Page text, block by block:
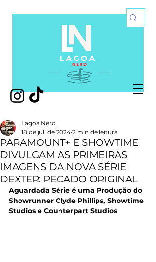
PARAMOUNT+ E SHOWTIME
DIVULGAM AS PRIMEIRAS
IMAGENS DA NOVA SÉRIE
DEXTER: PECADO ORIGINAL
Lagoa Nerd
18 de jul. de 2024 2 min de leitura
Aguardada Série é uma Produção do
Showrunner Clyde Phillips, Showtime
Studios e Counterpart Studios